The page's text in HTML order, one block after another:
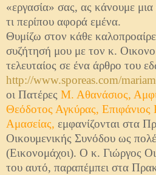
«εργασία» σας, ας κάνουμε
τι περίπου αφορά εμένα.
Θυμίζω στον κάθε
συζήτησή μου με τον κ.
τελευταίος σε ένα άρθρο του
http://www.sporeas.com/
οι Πατέρες Μ. Αθανάσιος,
Θεόδοτος Αγκύρας, Επιφάνιος
Αμασείας, εμφανίζονται στα
Οικουμενικής Συνόδου ως
(Εικονομάχοι). Ο κ. Γιώργος
του αυτό, παραπέμπει στα